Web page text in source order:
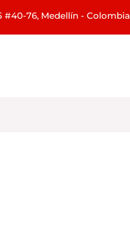
#40-76, Medellín - Colombia